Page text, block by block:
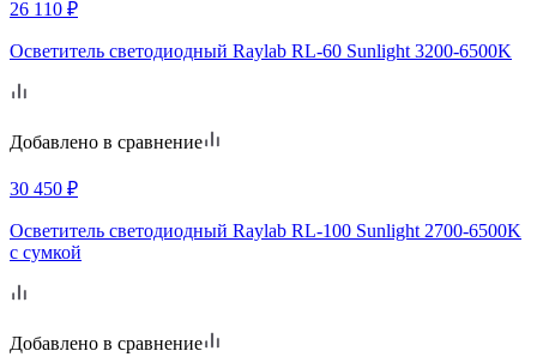
26 110 ₽
Осветитель светодиодный Raylab RL-60 Sunlight 3200-6500K
Добавлено в сравнение
30 450 ₽
Осветитель светодиодный Raylab RL-100 Sunlight 2700-6500K
с сумкой
Добавлено в сравнение